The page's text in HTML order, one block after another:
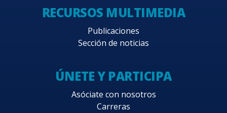
RECURSOS MULTIMEDIA
Publicaciones
Sección de noticias
ÚNETE Y PARTICIPA
Asóciate con nosotros
Carreras